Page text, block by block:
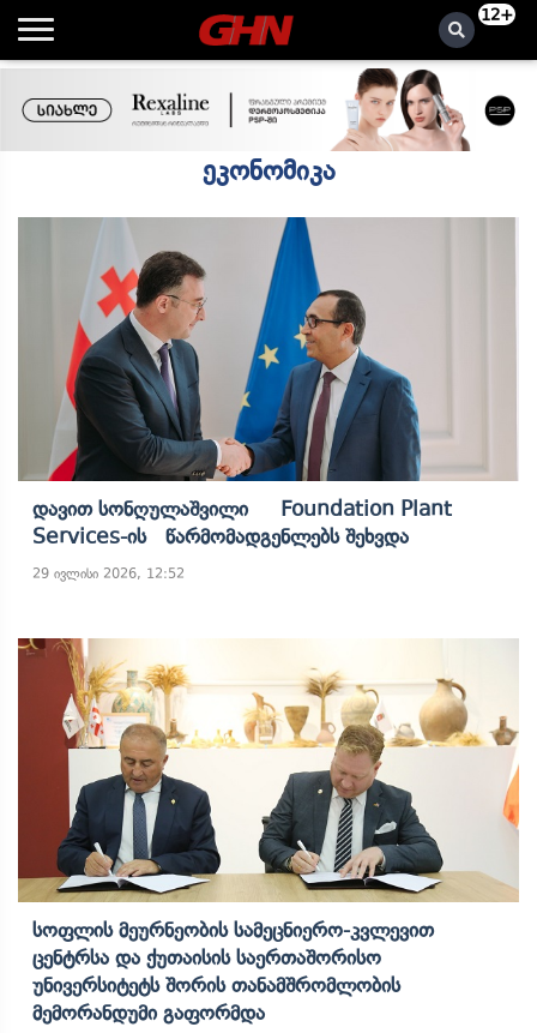
12+
ეკონომიკა
Დავით Სონღულაშვილი Foundation Plant
Services-Ის Წარმომადგენლებს Შეხვდა
29 ივლისი 2026, 12:52
Სოფლის Მეურნეობის Სამეცნიერო-Კვლევით
Ცენტრსა Და Ქუთაისის Საერთაშორისო
Უნივერსიტეტს Შორის Თანამშრომლობის
Მემორანდუმი Გაფორმდა